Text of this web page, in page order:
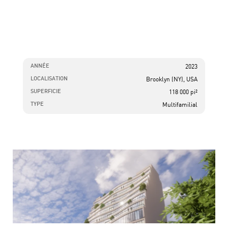
ANNÉE 2023
LOCALISATION Brooklyn (NY), USA
SUPERFICIE 118 000 pi²
TYPE Multifamilial